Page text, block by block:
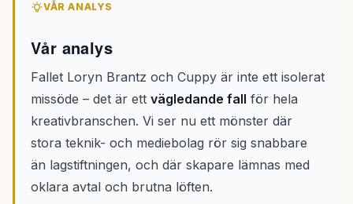
VÅR ANALYS
Vår analys
Fallet Loryn Brantz och Cuppy är inte ett isolerat
missöde – det är ett vägledande fall för hela
kreativbranschen. Vi ser nu ett mönster där
stora teknik- och mediebolag rör sig snabbare
än lagstiftningen, och där skapare lämnas med
oklara avtal och brutna löften.